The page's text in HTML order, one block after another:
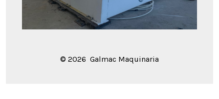
© 2026 Galmac Maquinaria